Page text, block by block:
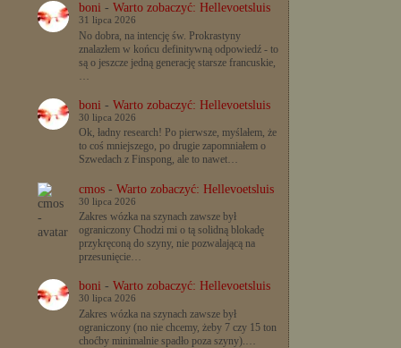
boni- Warto zobaczyć: Hellevoetsluis
31 lipca 2026
No dobra, na intencję św. Prokrastyny
znalazłem w końcu definitywną odpowiedź - to
są o jeszcze jedną generację starsze francuskie,
…
boni- Warto zobaczyć: Hellevoetsluis
30 lipca 2026
Ok, ładny research! Po pierwsze, myślałem, że
to coś mniejszego, po drugie zapomniałem o
Szwedach z Finspong, ale to nawet…
cmos- Warto zobaczyć: Hellevoetsluis
30 lipca 2026
Zakres wózka na szynach zawsze był
ograniczony Chodzi mi o tą solidną blokadę
przykręconą do szyny, nie pozwalającą na
przesunięcie…
boni- Warto zobaczyć: Hellevoetsluis
30 lipca 2026
Zakres wózka na szynach zawsze był
ograniczony (no nie chcemy, żeby 7 czy 15 ton
choćby minimalnie spadło poza szyny).…